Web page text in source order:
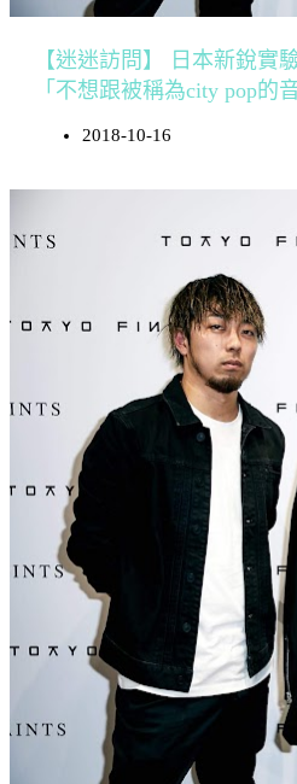
【迷迷訪問】 日本新銳實
「不想跟被稱為city pop的
2018-10-16